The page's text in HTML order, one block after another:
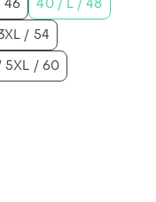
46
40 / L / 48
/ 54
52 / 5XL / 60